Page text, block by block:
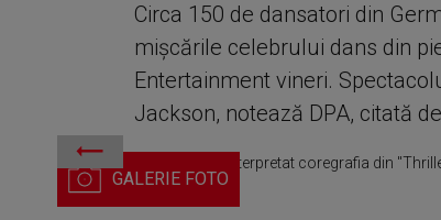
Circa 150 de dansatori din
mişcările celebrului dans din
Entertainment vineri.
Jackson, notează DPA, citată de
Circa 150 de "zombi" au interpretat coregrafia din